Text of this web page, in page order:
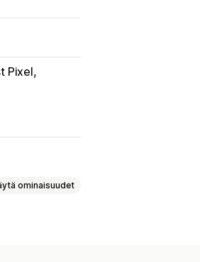
Pixel
ominaisuudet